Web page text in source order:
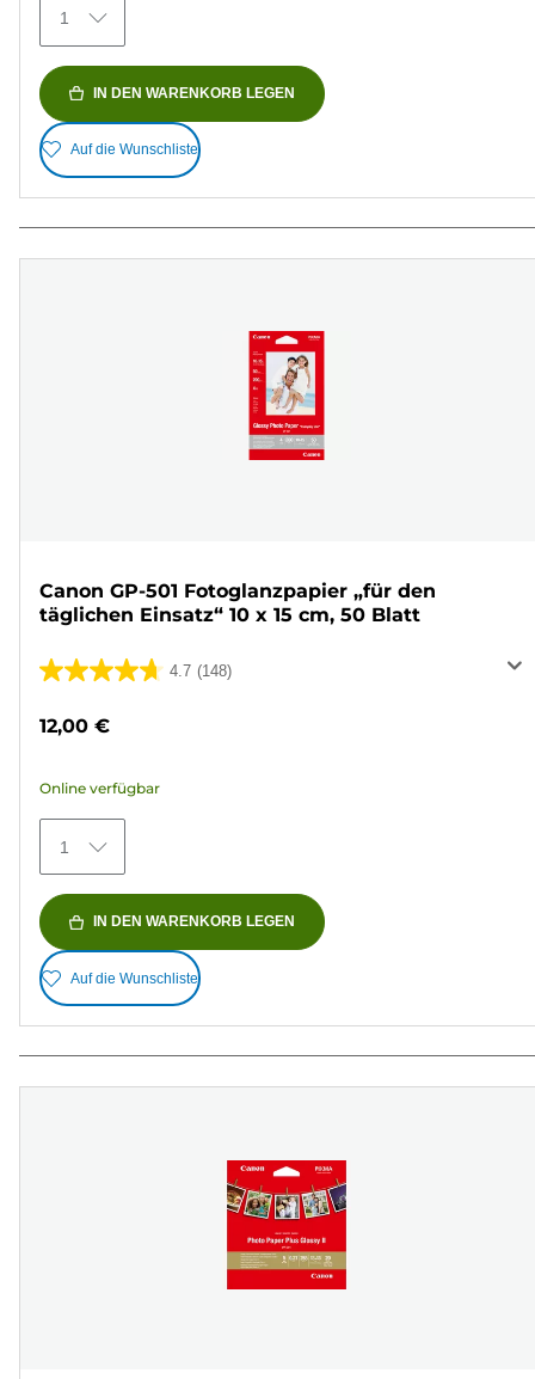
1
IN DEN WARENKORB LEGEN
Auf die Wunschliste
Canon GP-501 Fotoglanzpapier „für den
täglichen Einsatz“ 10 x 15 cm, 50 Blatt
4.7 (148)
4.7
148
Bewertungen
12,00 €
Online verfügbar
1
IN DEN WARENKORB LEGEN
Auf die Wunschliste